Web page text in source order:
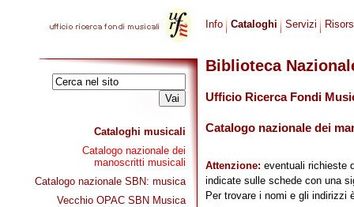
Cataloghi musicali
Catalogo nazionale dei
manoscritti musicali
Catalogo nazionale SBN: musica
Vecchio OPAC SBN Musica
Info Cataloghi Servizi
Biblioteca
Ufficio Ricerca Fondi
Catalogo nazionale dei
Attenzione: eventuali richieste
indicate sulle schede con una
Per trovare i nomi e gli indirizzi